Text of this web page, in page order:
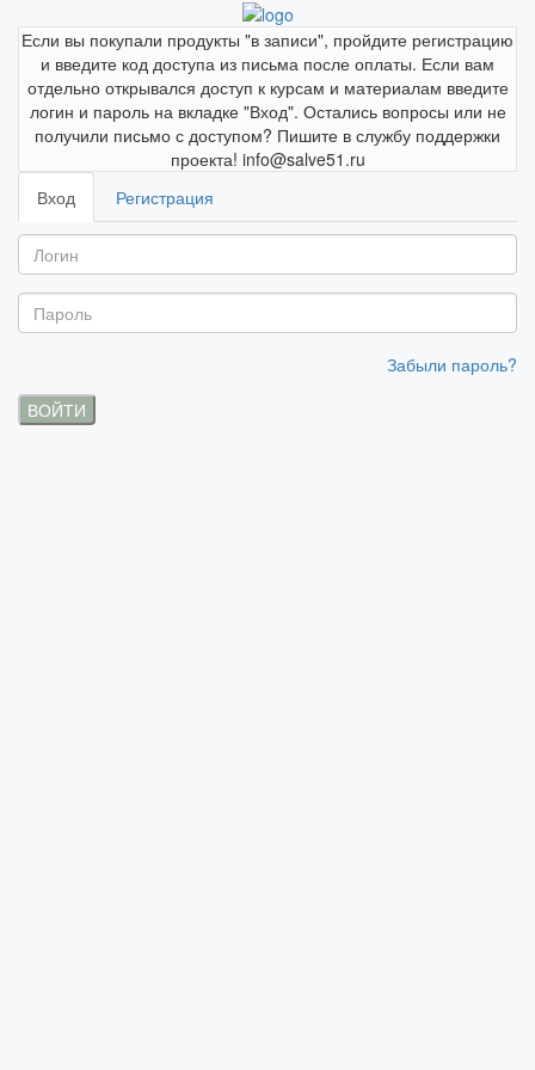
Если вы покупали продукты "в записи", пройдите регистрацию
и введите код доступа из письма после оплаты. Если вам
отдельно открывался доступ к курсам и материалам введите
логин и пароль на вкладке "Вход". Остались вопросы или не
получили письмо с доступом? Пишите в службу поддержки
проекта! info@salve51.ru
Вход
Регистрация
Забыли пароль?
ВОЙТИ